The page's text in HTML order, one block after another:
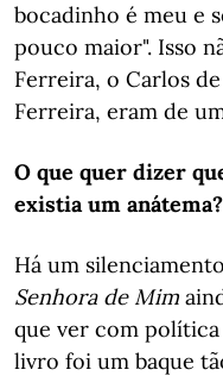
bocadinho é meu e
pouco maior". Isso
Ferreira, o Carlos
Ferreira, eram de
O que quer dizer
existia um anátema?
Há um
Senhora de Mim
que ver com
livro foi um baque